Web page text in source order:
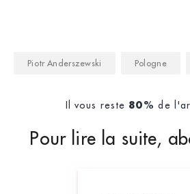
Piotr Anderszewski Pologne
Il vous reste 80% de
Pour lire la suite,